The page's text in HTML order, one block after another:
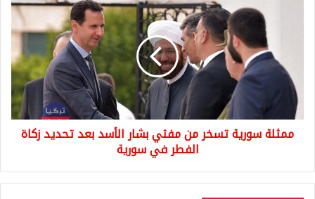
بشار
الأسد
بعد
تحديد
زكاة
سورية
ممثلة سورية تسخر من مفتي بشار الأسد بعد تحديد زكاة
الفطر في سورية